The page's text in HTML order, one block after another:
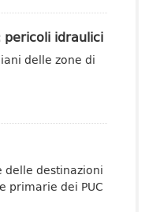
pericoli idraulici
delle zone di
delle destinazioni
primarie dei PUC